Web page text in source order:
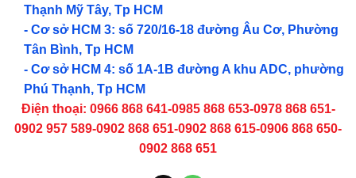
Thạnh Mỹ Tây, Tp HCM
- Cơ sở HCM 3: số 720/16-18 đường Âu Cơ, Phường
Tân Bình, Tp HCM
- Cơ sở HCM 4: số 1A-1B đường A khu ADC, phường
Phú Thạnh, Tp HCM
Điện thoại: 0966 868 641-0985 868 653-0978 868 651-
0902 957 589-0902 868 651-0902 868 615-0906 868 650-
0902 868 651